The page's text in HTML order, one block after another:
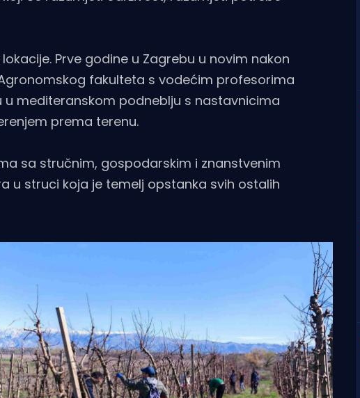
Prve godine u Zagrebu u novim nakon
fakulteta s vodećim profesorima
mediteranskom podneblju s nastavnicima
prema terenu.
sa stručnim, gospodarskim i znanstvenim
u struci koja je temelj opstanka svih ostalih